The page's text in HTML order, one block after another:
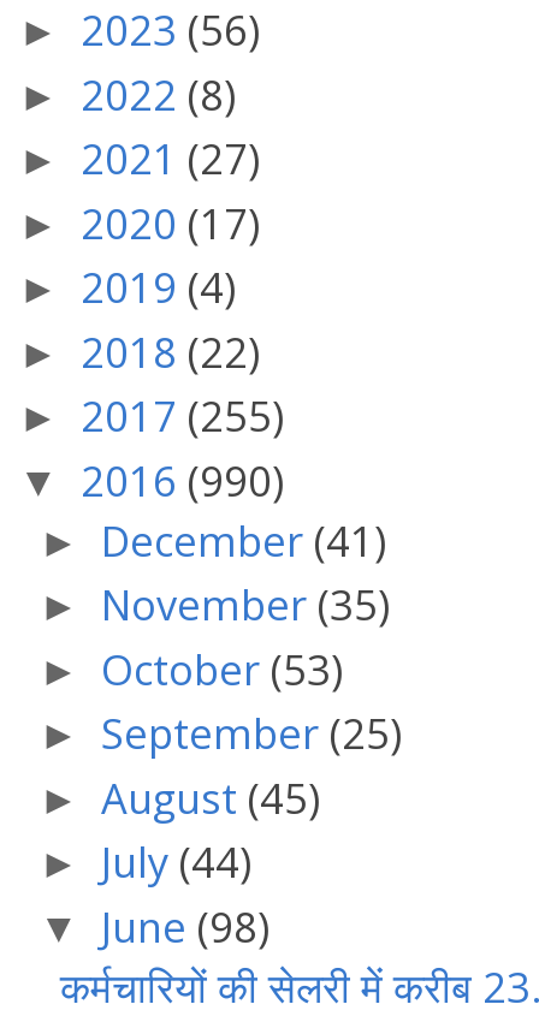
► 2023 (56)
► 2022 (8)
► 2021 (27)
► 2020 (17)
► 2019 (4)
► 2018 (22)
► 2017 (255)
▼ 2016 (990)
► December (41)
► November (35)
► October (53)
► September (25)
► August (45)
► July (44)
▼ June (98)
कर्मचारियों की सेलरी में करीब